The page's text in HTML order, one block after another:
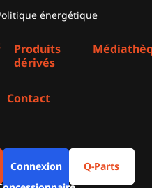
énergétique
Produits
dérivés
Contact
Connexion
Q-Parts